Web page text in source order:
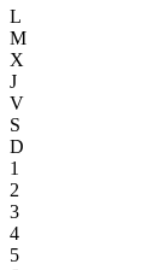
L
M
X
J
V
S
D
1
2
3
4
5